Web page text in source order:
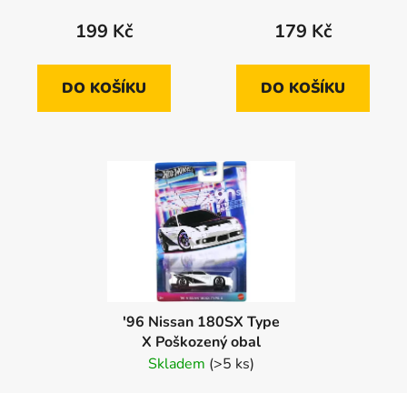
199 Kč
DO KOŠÍKU
179 Kč
DO KOŠÍKU
'96 Nissan 180SX Type
X Poškozený obal
Skladem (>5 ks)